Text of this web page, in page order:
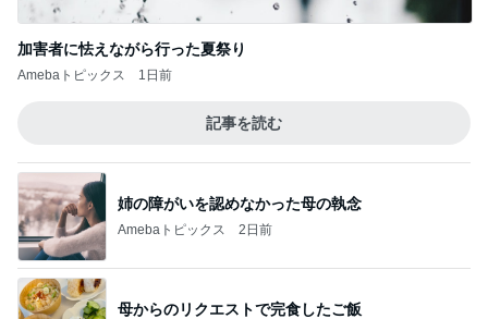
加害者に怯えながら行った夏祭り
Amebaトピックス 1日前
記事を読む
姉の障がいを認めなかった母の執念
Amebaトピックス 2日前
母からのリクエストで完食したご飯